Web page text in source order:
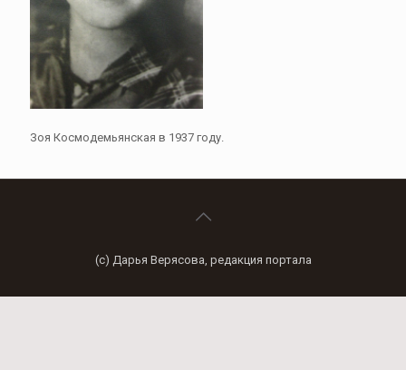
Зоя Космодемьянская в 1937 году.
(с) Дарья Верясова, редакция портала